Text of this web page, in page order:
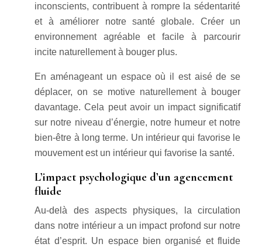
inconscients, contribuent à rompre la sédentarité
et à améliorer notre santé globale. Créer un
environnement agréable et facile à parcourir
incite naturellement à bouger plus.
En aménageant un espace où il est aisé de se
déplacer, on se motive naturellement à bouger
davantage. Cela peut avoir un impact significatif
sur notre niveau d’énergie, notre humeur et notre
bien-être à long terme. Un intérieur qui favorise le
mouvement est un intérieur qui favorise la santé.
L’impact psychologique d’un agencement
fluide
Au-delà des aspects physiques, la circulation
dans notre intérieur a un impact profond sur notre
état d’esprit. Un espace bien organisé et fluide